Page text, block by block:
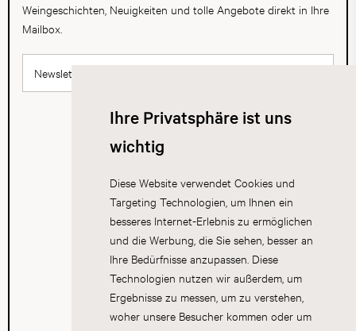
Ihre Privatsphäre ist uns
wichtig
Diese Website verwendet Cookies und
Targeting Technologien, um Ihnen ein
besseres Internet-Erlebnis zu ermöglichen
und die Werbung, die Sie sehen, besser an
Ihre Bedürfnisse anzupassen. Diese
Technologien nutzen wir außerdem, um
Ergebnisse zu messen, um zu verstehen,
woher unsere Besucher kommen oder um
Weingeschichten, Neuigkeiten und tolle Angebote direkt in Ihre
Mailbox.
Newsletter abonnieren